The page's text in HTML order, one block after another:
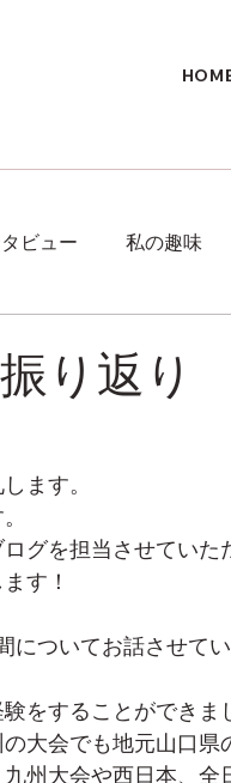
ビュー 私の趣味
り返り
ます。
グを担当させていた
す！
についてお話させてい
をすることができま
大会でも地元山口
州大会や西日本、